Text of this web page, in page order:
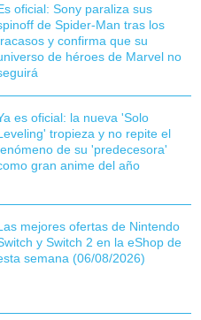
oficial: Sony paraliza sus
de Spider-Man tras los
y confirma que su
de héroes de Marvel no
es oficial: la nueva 'Solo
tropieza y no repite el
de su 'predecesora'
gran anime del año
mejores ofertas de Nintendo
y Switch 2 en la eShop de
semana (06/08/2026)